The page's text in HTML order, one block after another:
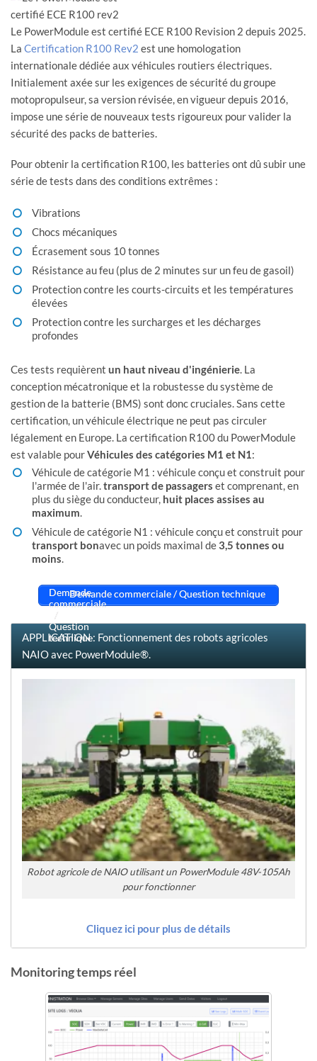
Le PowerModule est certifié ECE R100 Revision 2 depuis 2025.
La Certification R100 Rev2 est une homologation
internationale dédiée aux véhicules routiers électriques.
Initialement axée sur les exigences de sécurité du groupe
motopropulseur, sa version révisée, en vigueur depuis 2016,
impose une série de nouveaux tests rigoureux pour valider la
sécurité des packs de batteries.
Pour obtenir la certification R100, les batteries ont dû subir une
série de tests dans des conditions extrêmes :
Vibrations
Chocs mécaniques
Écrasement sous 10 tonnes
Résistance au feu (plus de 2 minutes sur un feu de gasoil)
Protection contre les courts-circuits et les températures
élevées
Protection contre les surcharges et les décharges
profondes
Ces tests requièrent un haut niveau d'ingénierie. La
conception mécatronique et la robustesse du système de
gestion de la batterie (BMS) sont donc cruciales. Sans cette
certification, un véhicule électrique ne peut pas circuler
légalement en Europe. La certification R100 du PowerModule
est valable pourVéhicules des catégories M1 et N1:
Véhicule de catégorie M1 : véhicule conçu et construit pour
l'armée de l'air.transport de passagers et comprenant, en
plus du siège du conducteur, huit places assises au
maximum.
Véhicule de catégorie N1 : véhicule conçu et construit pour
transport bonavec un poids maximal de3,5 tonnes ou
moins.
Demande commerciale / Question technique
APPLICATION : Fonctionnement des robots agricoles
NAIO avec PowerModule®.
Robot agricole de NAIO utilisant un PowerModule 48V-105Ah
pour fonctionner
Cliquez ici pour plus de détails
Monitoring temps réel